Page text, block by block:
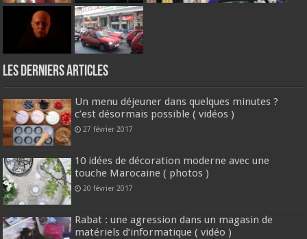
Les derniers articles
Un menu déjeuner dans quelques minutes ?
c’est désormais possible ( vidéos )
27 février 2017
10 idées de décoration moderne avec une
touche Marocaine ( photos )
20 février 2017
Rabat : une agression dans un magasin de
matériels d’informatique ( vidéo )